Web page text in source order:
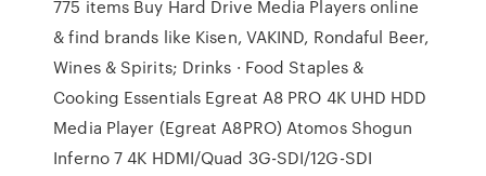
775 items Buy Hard Drive Media Players online
& find brands like Kisen, VAKIND, Rondaful Beer,
Wines & Spirits; Drinks · Food Staples &
Cooking Essentials Egreat A8 PRO 4K UHD HDD
Media Player (Egreat A8PRO) Atomos Shogun
Inferno 7 4K HDMI/Quad 3G-SDI/12G-SDI